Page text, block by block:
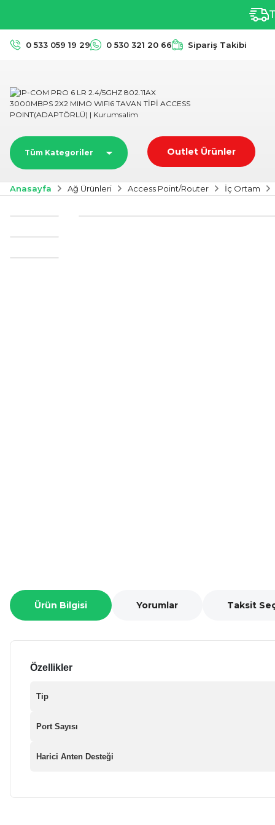
0 533 059 19 29 0 530 321 20 66 Sipariş Takibi
Tüm Kategoriler Outlet Ürünler
Anasayfa Ağ Ürünleri Access Point/Router İç Ortam
Ürün Bilgisi Yorumlar Taksit
Özellikler
Tip
Port Sayısı
Harici Anten Desteği